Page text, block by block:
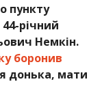
пункту
річний
Немкін.
боронив
донька, мати